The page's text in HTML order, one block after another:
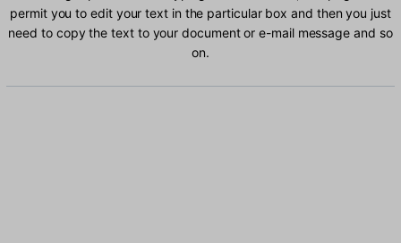
permit you to edit your text in the particular box and then you just
need to copy the text to your document or e-mail message and so
on.